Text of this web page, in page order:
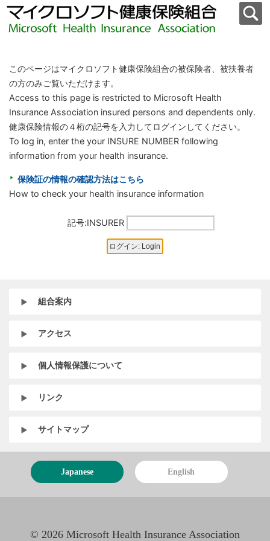
このページはマイクロソフト健康保険組合の被保険者、被扶養者
の方のみご覧いただけます。
Access to this page is restricted to Microsoft Health
Insurance Association insured persons and dependents only.
健康保険情報の４桁の記号を入力してログインしてください。
To log in, enter the your INSURE NUMBER following
information from your health insurance.
保険証の情報の確認方法はこちら
How to check your health insurance information
記号:INSURER
組合案内
アクセス
個人情報保護について
リンク
サイトマップ
Japanese English
© 2026 Microsoft Health Insurance Association